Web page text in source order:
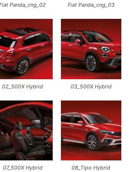
Panda_cng_02 Fiat Panda_cng_03
02_500X Hybrid 03_500X Hybrid
07_500X Hybrid 08_Tipo Hybrid